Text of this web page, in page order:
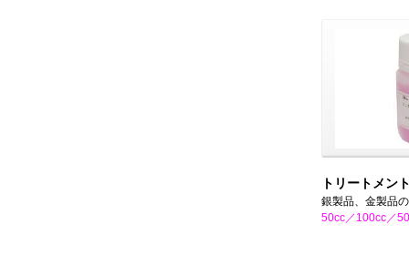
トリートメン
銀製品、金製品
50cc／100cc／